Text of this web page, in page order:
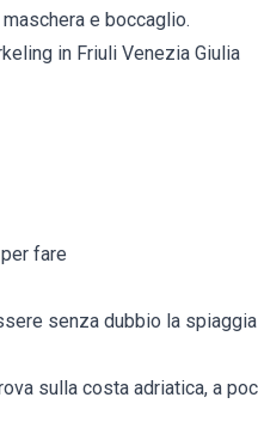
e boccaglio.
in Friuli Venezia Giulia
fare
senza dubbio la
sulla costa adriatica, a